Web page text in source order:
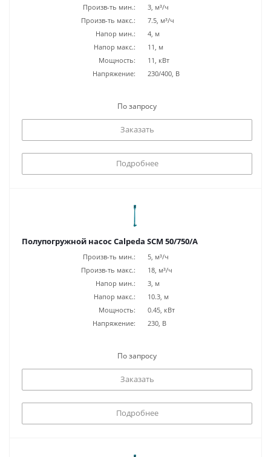
Произв-ть мин.:
3, м³/ч
Произв-ть макс.:
7.5, м³/ч
Напор мин.:
4, м
Напор макс.:
11, м
Мощность:
11, кВт
Напряжение:
230/400, В
По запросу
Заказать
Подробнее
Полупогружной насос Calpeda SCM 50/750/A
Произв-ть мин.:
5, м³/ч
Произв-ть макс.:
18, м³/ч
Напор мин.:
3, м
Напор макс.:
10.3, м
Мощность:
0.45, кВт
Напряжение:
230, В
По запросу
Заказать
Подробнее